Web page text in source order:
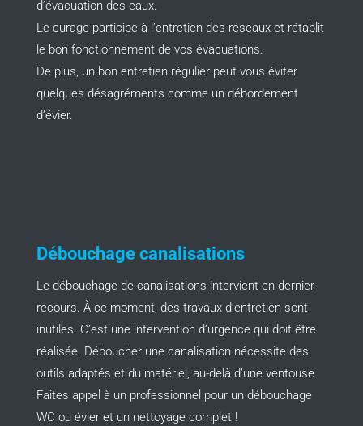
d’évacuation des eaux.
Le curage participe à l’entretien des réseaux et rétablit
le bon fonctionnement de vos évacuations.
De plus, un bon entretien régulier peut vous éviter
quelques désagréments comme un débordement
d’évier.
Débouchage canalisations
Le débouchage de canalisations intervient en dernier
recours. À ce moment, des travaux d’entretien sont
inutiles. C’est une intervention d’urgence qui doit être
réalisée. Déboucher une canalisation nécessite des
outils adaptés et du matériel, au-delà d’une ventouse.
Faites appel à un professionnel pour un débouchage
WC ou évier et un nettoyage complet !